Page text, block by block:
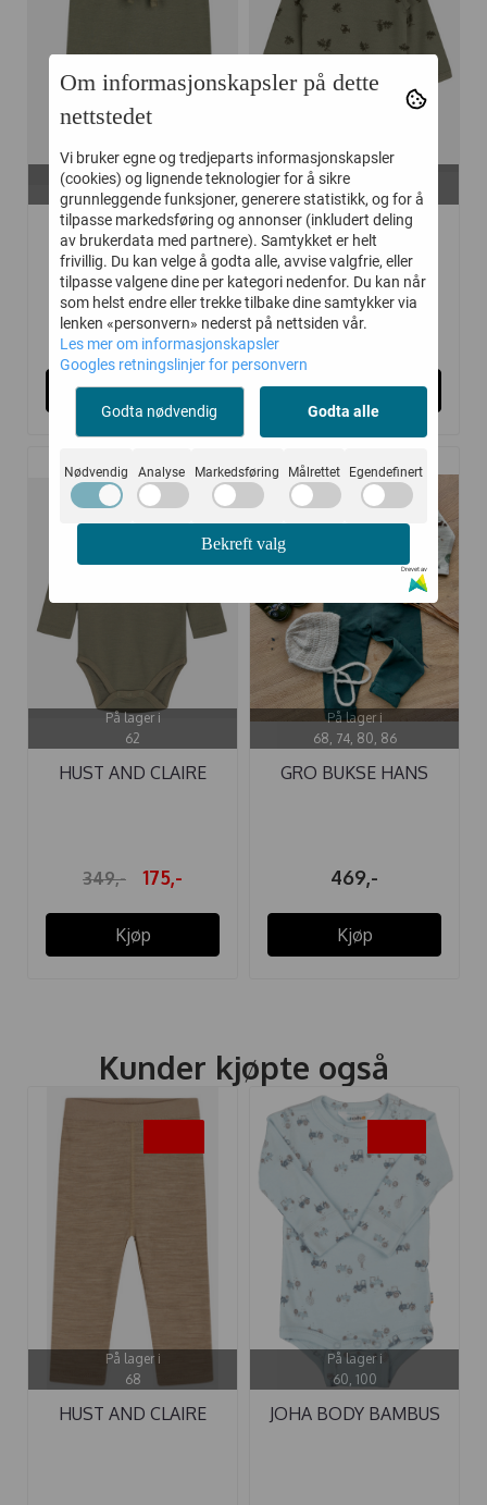
På lager i
56
HUST AND CLAIRE
BUKSE ...
329,- 165,-
Kjøp
På lager i
56
HUST AND CLAIRE
BODY ...
349,- 175,-
Kjøp
-50%
På lager i
62
HUST AND CLAIRE
349,- 175,-
Kjøp
På lager i
68, 74, 80, 86
GRO BUKSE HANS
469,-
Kjøp
Kunder kjøpte også
På lager i
68
HUST AND CLAIRE
På lager i
60, 100
JOHA BODY BAMBUS
Om informasjonskapsler på dette
nettstedet
Vi bruker egne og tredjeparts informasjonskapsler
(cookies) og lignende teknologier for å sikre
grunnleggende funksjoner, generere statistikk, og for å
tilpasse markedsføring og annonser (inkludert deling
av brukerdata med partnere). Samtykket er helt
frivillig. Du kan velge å godta alle, avvise valgfrie, eller
tilpasse valgene dine per kategori nedenfor. Du kan når
som helst endre eller trekke tilbake dine samtykker via
lenken «personvern» nederst på nettsiden vår.
Les mer om informasjonskapsler
Googles retningslinjer for personvern
Godta nødvendig Godta alle
Nødvendig Analyse Markedsføring Målrettet Egendefinert
Bekreft valg
Drevet av